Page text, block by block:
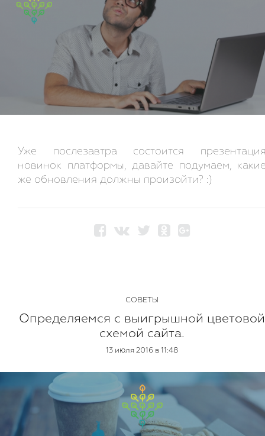
Уже послезавтра состоится
новинок платформы, давайте подумаем,
же обновления должны произойти? :)
СОВЕТЫ
Определяемся с выигрышной цветовой
схемой сайта.
13 июля 2016 в 11:48